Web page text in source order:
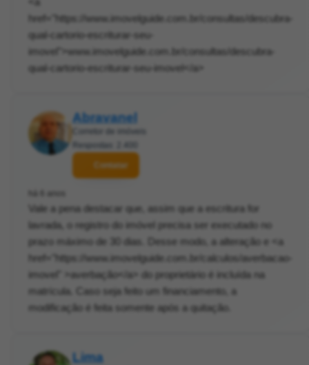
href="https://www.imovelguide.com.br/consultas/descubra-
qual-cartorio-escriturar-seu-
imovel">www.imovelguide.com.br/consultas/descubra-
qual-cartorio-escriturar-seu-imovel</a>
Abravanel
Corretor de imóveis
Respostas: 2.400
Contatar
há 6 anos
Vale a pena destacar que, assim que a escritura for
lavrada, o registro do imóvel precisa ser executado no
prazo máximo de 30 dias. Desse modo, a alteração e <a
href="https://www.imovelguide.com.br/calculos/averbacao-
imovel" >averbação</a> do proprietário é incluída na
matrícula. Caso seja feito um financiamento, a
modificação é feita somente após a quitação.
Lima